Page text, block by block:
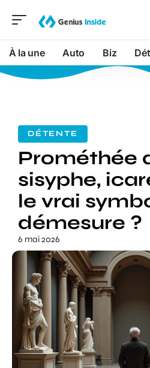
À la une Auto Biz
DÉTENTE
Prométhée
sisyphe,
le vrai
démesure ?
6 mai 2026